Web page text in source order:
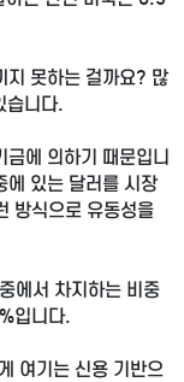
지 못하는 걸까요? 많
습니다.
금에 의하기 때문입니
에 있는 달러를 시장
방식으로 유동성을
에서 차지하는 비중
입니다.
여기는 신용 기반으